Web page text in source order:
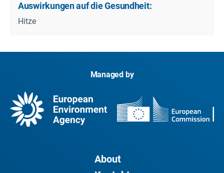
Auswirkungen auf die Gesundheit:
Hitze
Managed by
About